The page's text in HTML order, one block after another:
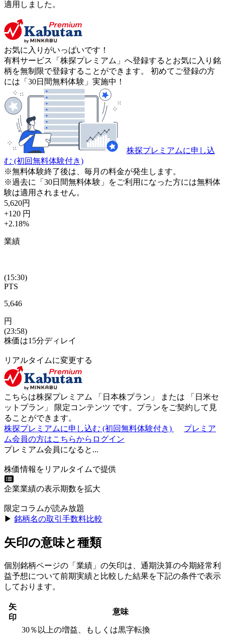
適用しました。
お気に入りがいっぱいです！
有料サービス「株探プレミアム」へ登録するとお気に入り銘
柄を無制限で登録することができます。 初めてご登録の方
には「30日間無料体験」実施中！
株探プレミアムに申し込
む (初回無料体験付き)
※無料体験終了後は、毎月の料金が発生します。
※過去に「30日間無料体験」をご利用になった方には無料体
験は適用されません。
5,620円
+120 円
+2.18%
業績
(15:30)
PTS
5,646
円
(23:58)
株価は15分ディレイ
リアルタイムに変更する
こちらは株探プレミアム 「 日本株プラン 」 または 「 日米セ
ットプラン 」 限定コンテンツ です。プランをご契約して見
ることができます。
株探プレミアムに申し込む (初回無料体験付き)
プレミア
ム会員の方はこちらからログイン
プレミアム会員になると...
株価情報をリアルタイムで提供
企業業績の表示期数を拡大
限定コラムが読み放題
▶︎ 銘柄名の取引手数料比較
矢印の意味と種類
個別銘柄ページの「業績」の矢印は、通期決算の今期経常利
益予想について前期実績と比較した結果を下記の条件で表示
しております。
矢
印
意味
30％以上の増益、もしくは黒字転換